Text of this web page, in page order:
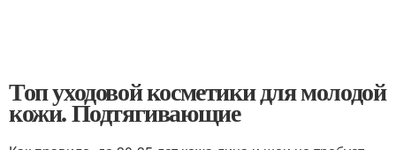
Топ уходовой косметики для молодой
кожи. Подтягивающие